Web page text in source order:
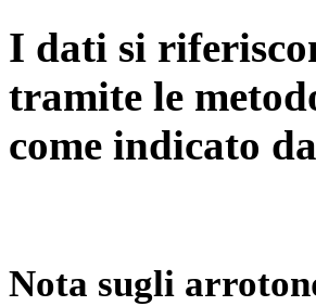
I dati si
tramite le
come indicato
Nota sugli